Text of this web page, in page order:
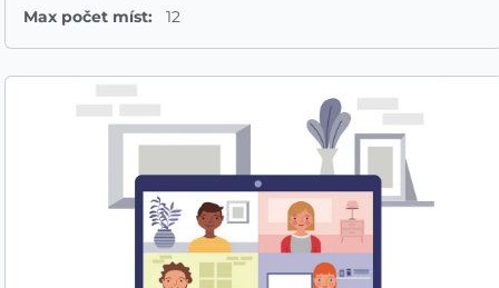
Max počet míst: 12